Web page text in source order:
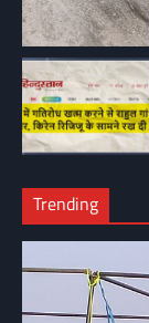
Trending